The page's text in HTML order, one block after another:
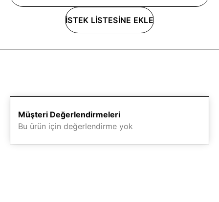
İSTEK LİSTESİNE EKLE
Müşteri Değerlendirmeleri
Bu ürün için değerlendirme yok